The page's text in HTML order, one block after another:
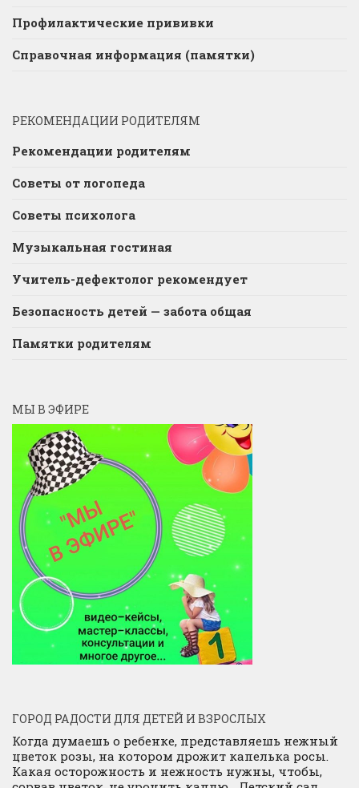
Профилактические прививки
Справочная информация (памятки)
РЕКОМЕНДАЦИИ РОДИТЕЛЯМ
Рекомендации родителям
Советы от логопеда
Советы психолога
Музыкальная гостиная
Учитель-дефектолог рекомендует
Безопасность детей — забота общая
Памятки родителям
МЫ В ЭФИРЕ
ГОРОД РАДОСТИ ДЛЯ ДЕТЕЙ И ВЗРОСЛЫХ
Когда думаешь о ребенке, представляешь нежный
цветок розы, на котором дрожит капелька росы.
Какая осторожность и нежность нужны, чтобы,